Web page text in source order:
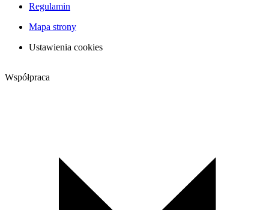
Regulamin
Mapa strony
Ustawienia cookies
Współpraca